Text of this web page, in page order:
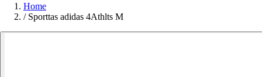
Home
/ Sporttas adidas 4Athlts M